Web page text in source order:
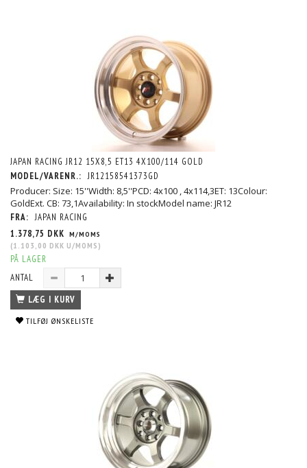
JAPAN RACING JR12 15X8,5 ET13 4X100/114 GOLD
MODEL/VARENR.: JR12158541373GD
Producer: Size: 15''Width: 8,5''PCD: 4x100 , 4x114,3ET: 13Colour:
GoldExt. CB: 73,1Availability: In stockModel name: JR12
FRA: JAPAN RACING
1.378,75 DKK M/MOMS
(1.103,00 DKK U/MOMS )
PÅ LAGER
ANTAL
LÆG I KURV
TILFØJ ØNSKELISTE